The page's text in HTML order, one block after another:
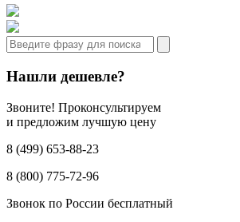
Нашли дешевле?
Звоните! Проконсультируем
и предложим лучшую цену
8 (499) 653-88-23
8 (800) 775-72-96
Звонок по России бесплатный